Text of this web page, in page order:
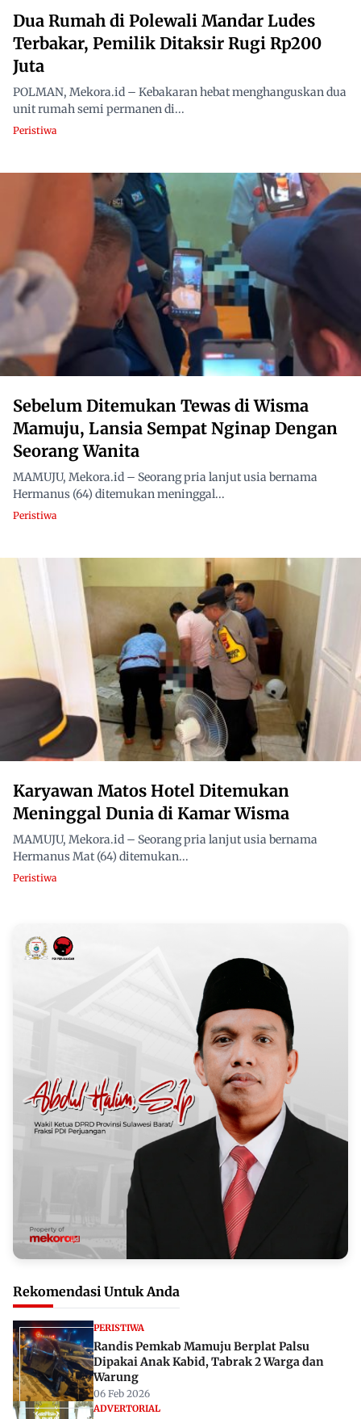
Dua Rumah di Polewali Mandar Ludes
Terbakar, Pemilik Ditaksir Rugi Rp200
Juta
POLMAN, Mekora.id – Kebakaran hebat menghanguskan dua
unit rumah semi permanen di...
Peristiwa
Sebelum Ditemukan Tewas di Wisma
Mamuju, Lansia Sempat Nginap Dengan
Seorang Wanita
MAMUJU, Mekora.id – Seorang pria lanjut usia bernama
Hermanus (64) ditemukan meninggal...
Peristiwa
Karyawan Matos Hotel Ditemukan
Meninggal Dunia di Kamar Wisma
MAMUJU, Mekora.id – Seorang pria lanjut usia bernama
Hermanus Mat (64) ditemukan...
Peristiwa
Rekomendasi Untuk Anda
PERISTIWA
Randis Pemkab Mamuju Berplat Palsu
Dipakai Anak Kabid, Tabrak 2 Warga dan
Warung
06 Feb 2026
ADVERTORIAL